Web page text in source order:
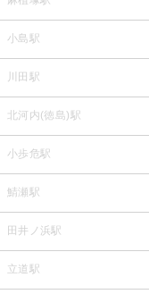
小島駅
川田駅
北河内(徳島)駅
小歩危駅
鯖瀬駅
田井ノ浜駅
立道駅